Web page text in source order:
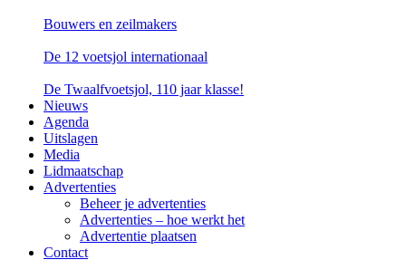
Bouwers en zeilmakers
De 12 voetsjol internationaal
De Twaalfvoetsjol, 110 jaar klasse!
Nieuws
Agenda
Uitslagen
Media
Lidmaatschap
Advertenties
Beheer je advertenties
Advertenties – hoe werkt het
Advertentie plaatsen
Contact